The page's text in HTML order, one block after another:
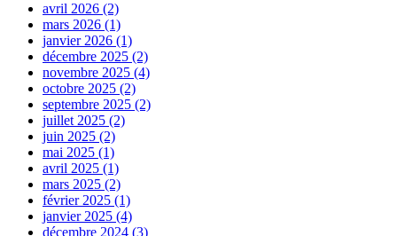
avril 2026 (2)
mars 2026 (1)
janvier 2026 (1)
décembre 2025 (2)
novembre 2025 (4)
octobre 2025 (2)
septembre 2025 (2)
juillet 2025 (2)
juin 2025 (2)
mai 2025 (1)
avril 2025 (1)
mars 2025 (2)
février 2025 (1)
janvier 2025 (4)
décembre 2024 (3)